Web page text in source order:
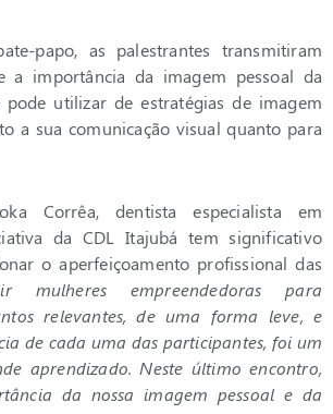
papo, as palestrantes transmitiram
a importância da imagem pessoal da
utilizar de estratégias de imagem
a sua comunicação visual quanto para
Corrêa, dentista especialista em
da CDL Itajubá tem significativo
o aperfeiçoamento profissional das
mulheres empreendedoras para
relevantes, de uma forma leve, e
de cada uma das participantes, foi um
aprendizado. Neste último encontro,
da nossa imagem pessoal e da